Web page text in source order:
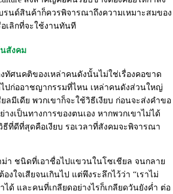
รนด์สินค้าก็ควรพิจารณาถึงความเหมาะสมของ
เลิกที่จะใช้งานทันที
สังคม
ทัศนคติของเหล่าคนดังนั้นไม่ใช่เรื่องคอขาด
ปก่ออาชญากรรมที่ไหน เหล่าคนดังส่วนใหญ่
ลมีเดีย พวกเขาก็จะใช้วิธีเงียบ ก่อนจะส่งคำขอ
งเป็นทางการของตนเอง หากพวกเขาไม่ได้
ธีที่ดีที่สุดคือเงียบ รอเวลาที่สังคมจะพิจารณา
า ชนิดที่เอาชื่อไปแขวนในโซเชียล จนกลาย
งใจเสียจนเกินไป แต่พึงระลึกไว้ว่า “เราไม่
ได้ และคนที่เกลียดอย่างไรก็เกลียดวันยังค่ำ ต่อ